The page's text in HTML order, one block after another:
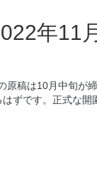
年11
稿は10月中旬が
ずです。正式な開